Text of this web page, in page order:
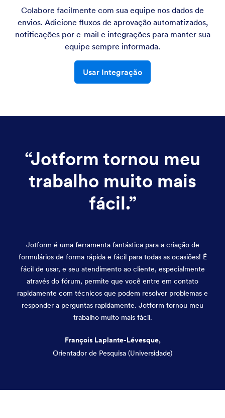
Colabore facilmente com sua equipe nos dados de
envios. Adicione fluxos de aprovação automatizados,
notificações por e-mail e integrações para manter sua
equipe sempre informada.
Usar Integração
“Jotform tornou meu
trabalho muito mais
fácil.”
Jotform é uma ferramenta fantástica para a criação de
formulários de forma rápida e fácil para todas as ocasiões! É
fácil de usar, e seu atendimento ao cliente, especialmente
através do fórum, permite que você entre em contato
rapidamente com técnicos que podem resolver problemas e
responder a perguntas rapidamente. Jotform tornou meu
trabalho muito mais fácil.
François Laplante-Lévesque,
Orientador de Pesquisa (Universidade)